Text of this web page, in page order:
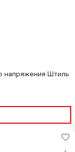
напряжения Штиль